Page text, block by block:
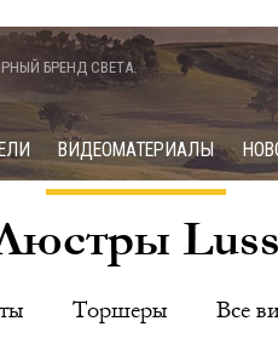
БРЕНД СВЕТА.
ВИДЕОМАТЕРИАЛЫ
Торшеры Все